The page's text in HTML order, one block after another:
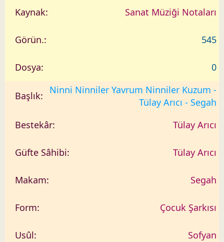
Sanat Müziği Notaları
545
0
Ninni Ninniler Yavrum Ninniler Kuzum -
Tülay Arıcı - Segah
Tülay Arıcı
Tülay Arıcı
Segah
Çocuk Şarkısı
Sofyan